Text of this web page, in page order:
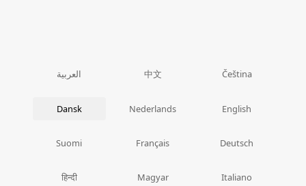
العربية 中文 Čeština
Dansk Nederlands English
Suomi Français Deutsch
हिन्दी Magyar Italiano